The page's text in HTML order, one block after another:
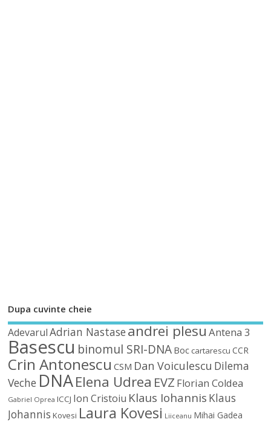
Dupa cuvinte cheie
Adevarul Adrian Nastaseandrei plesuAntena 3
Basescu binomul SRI-DNA Boc cartarescu CCR
Crin Antonescu CSM Dan Voiculescu Dilema
Veche DNAElena Udrea EVZ Florian Coldea
Gabriel Oprea ICCJ Ion Cristoiu Klaus Iohannis Klaus
Johannis Kovesi Laura Kovesi Liiceanu Mihai Gadea